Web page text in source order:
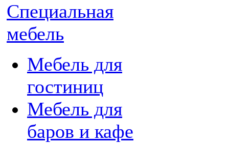
Специальная
мебель
Мебель для
гостиниц
Мебель для
баров и кафе